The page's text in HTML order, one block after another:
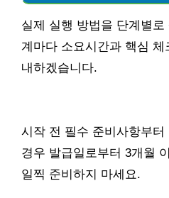
실제 실행 방법을 단계별
계마다 소요시간과 핵심
내하겠습니다.
시작 전 필수 준비사항부터
경우 발급일로부터 3개월
일찍 준비하지 마세요.